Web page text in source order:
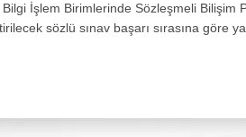
İşlem Birimlerinde Sözleşmeli
sözlü sınav başarı sırasına göre